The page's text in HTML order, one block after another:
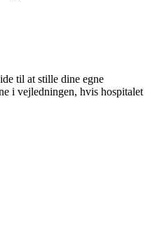
til at stille dine egne
i vejledningen, hvis hospitalet